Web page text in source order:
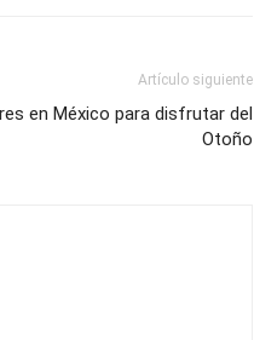
Artículo siguiente
en México para disfrutar del
Otoño